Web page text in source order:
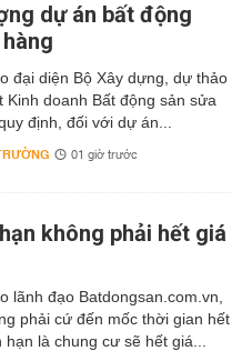
dự án bất động
đại diện Bộ Xây dựng, dự thảo
Kinh doanh Bất động sản sửa
định, đối với dự án...
01 giờ trước
không phải hết giá
lãnh đạo Batdongsan.com.vn,
phải cứ đến mốc thời gian hết
hạn là chung cư sẽ hết giá...